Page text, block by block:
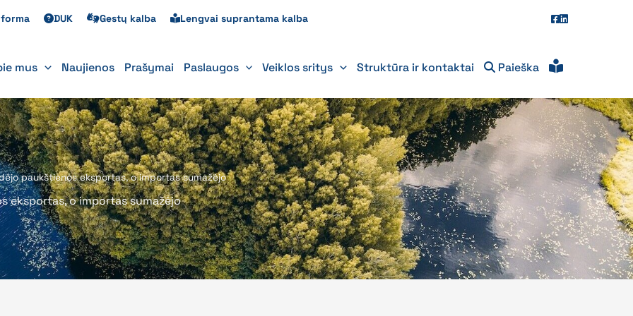
forma DUK Gestų kalba Lengvai suprantama kalba
mus Naujienos Prašymai Paslaugos Veiklos sritys Struktūra ir kontaktai Paieška
paukštienos eksportas, o importas sumažėjo
eksportas, o importas sumažėjo